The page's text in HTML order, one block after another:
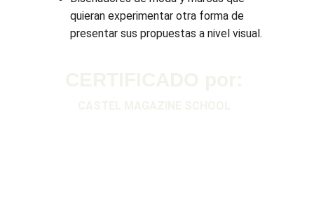
quieran experimentar otra forma de
presentar sus propuestas a nivel visual.